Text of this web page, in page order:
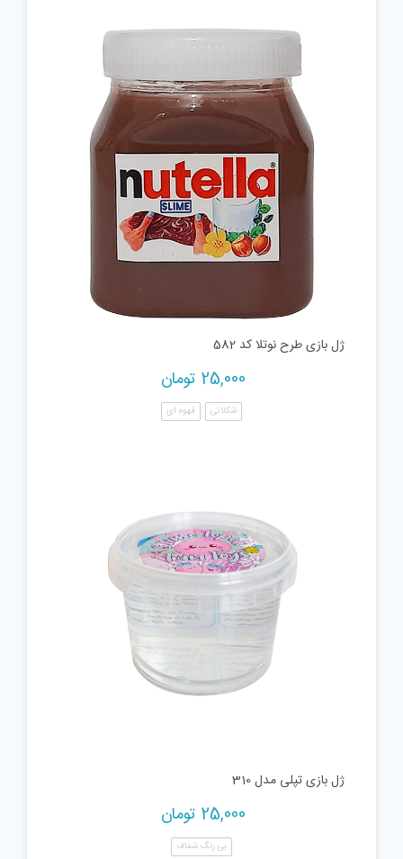
ژل بازی طرح نوتلا کد 582
25,000 تومان
شکلاتی قهوه ای
ژل بازی تپلی مدل 310
25,000 تومان
بی رنگ شفاف